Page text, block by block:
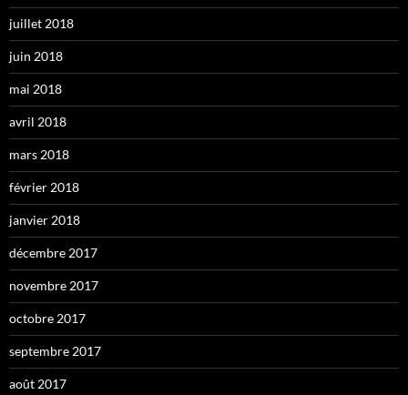
juillet 2018
juin 2018
mai 2018
avril 2018
mars 2018
février 2018
janvier 2018
décembre 2017
novembre 2017
octobre 2017
septembre 2017
août 2017